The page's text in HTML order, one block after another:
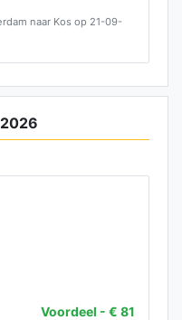
naar Kos op 21-09-
Voordeel - € 81